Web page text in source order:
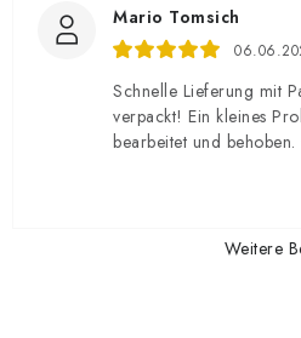
Mario Tomsich
Schnelle Lieferung mit
verpackt! Ein kleines
bearbeitet und
Weitere